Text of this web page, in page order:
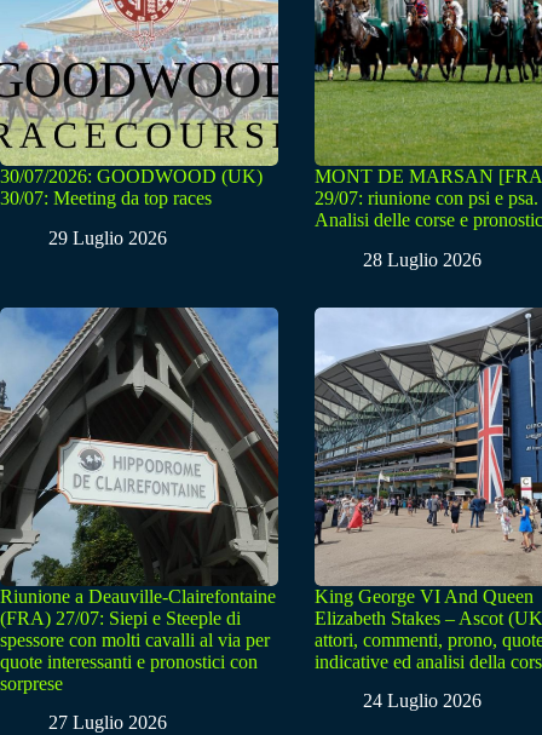
30/07/2026: GOODWOOD (UK)
30/07: Meeting da top races
29 Luglio 2026
MONT DE MARSAN
29/07: riunione con psi e psa.
Analisi delle corse e
28 Luglio 2026
Riunione a Deauville-Clairefontaine
(FRA) 27/07: Siepi e Steeple di
spessore con molti cavalli al via per
quote interessanti e pronostici con
sorprese
27 Luglio 2026
King George VI And Queen
Elizabeth Stakes – Ascot
attori, commenti, prono,
indicative ed analisi della
24 Luglio 2026